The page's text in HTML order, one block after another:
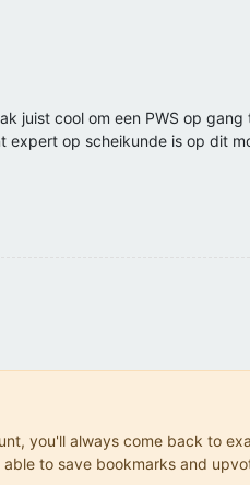
juist cool om een PWS op
op scheikunde is op dit
you'll always come back to
to save bookmarks and